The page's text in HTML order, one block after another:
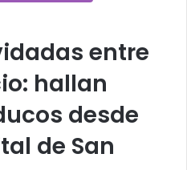
entre
hallan
desde
de San